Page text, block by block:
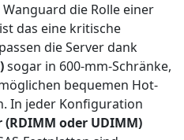
die Rolle einer
das eine kritische
die Server dank
sogar in 600-mm-Schränke,
bequemen Hot-
In jeder Konfiguration
(RDIMM oder UDIMM)